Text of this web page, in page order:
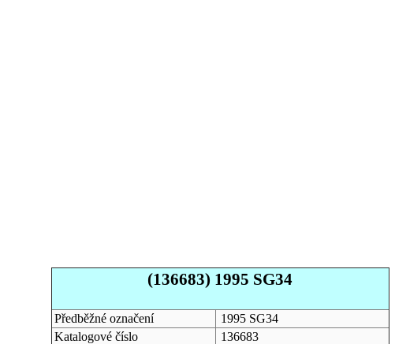
(136683) 1995 SG34
Předběžné označení
1995 SG34
Katalogové číslo
136683